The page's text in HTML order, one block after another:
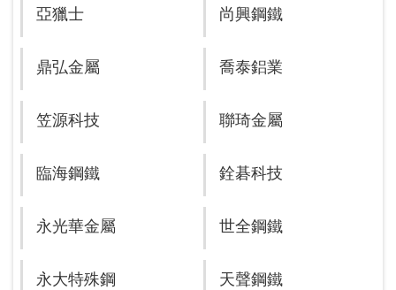
亞獵士 尚興鋼鐵
鼎弘金屬 喬泰鋁業
笠源科技 聯琦金屬
臨海鋼鐵 銓碁科技
永光華金屬 世全鋼鐵
永大特殊鋼 天聲鋼鐵